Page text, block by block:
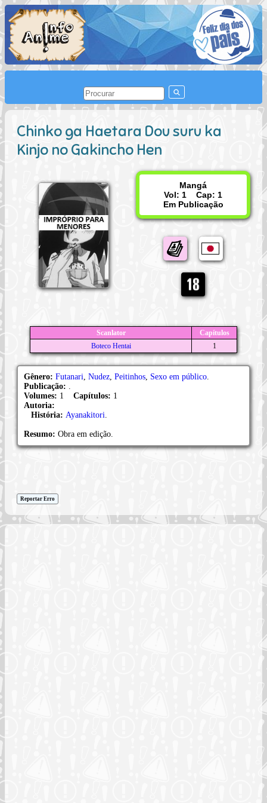
Chinko ga Haetara Dou suru ka
Kinjo no Gakincho Hen
Mangá
Vol: 1 Cap: 1
Em Publicação
Scanlator
Capítulos
Boteco Hentai
1
Gênero: Futanari Nudez Peitinhos Sexo em público
Publicação:
Volumes: 1 Capítulos: 1
Autoria:
História: Ayanakitori
Resumo: Obra em edição.
Reportar Erro